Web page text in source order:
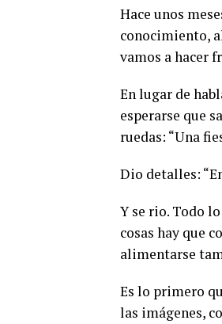
Hace unos
conocimiento,
vamos a hacer
En lugar de
esperarse que
ruedas: “Una
Dio detalles:
Y se rio. Todo
cosas hay que
alimentarse
Es lo primero
las imágenes,